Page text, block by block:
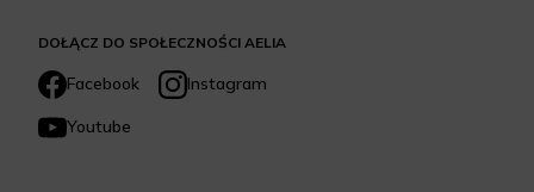
DOŁĄCZ DO SPOŁECZNOŚCI AELIA
Facebook
Instagram
Youtube